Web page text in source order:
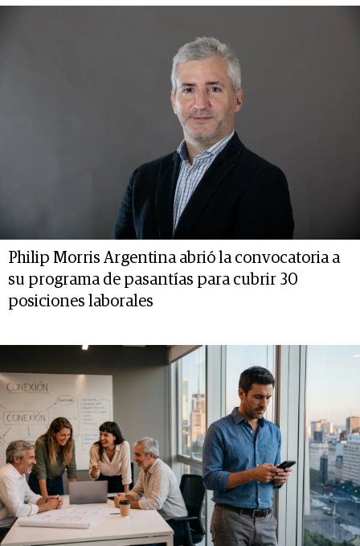
Philip Morris Argentina abrió la convocatoria a
su programa de pasantías para cubrir 30
posiciones laborales